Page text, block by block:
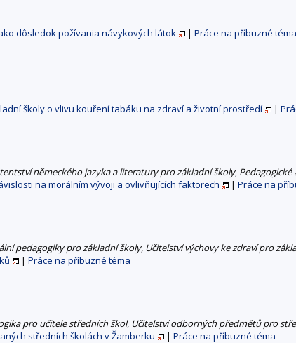
dôsledok požívania návykových látok | Práce na příbuzné téma
školy o vlivu kouření tabáku na zdraví a životní prostředí |
německého jazyka a literatury pro základní školy,
na morálním vývoji a ovlivňujících faktorech | Práce na
pedagogiky pro základní školy, Učitelství výchovy ke zdraví pro
| Práce na příbuzné téma
pro učitele středních škol, Učitelství odborných předmětů pro
středních školách v Žamberku | Práce na příbuzné téma